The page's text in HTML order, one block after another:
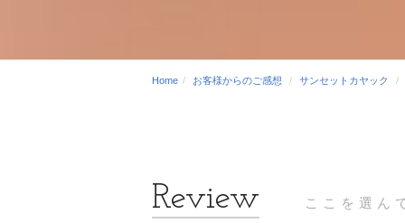
Home お客様からのご感想 サンセットカヤック
ここを選ん